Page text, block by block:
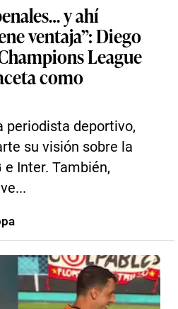
y ahí
ventaja”: Diego
League
como
periodista deportivo,
su visión sobre la
e Inter. También,